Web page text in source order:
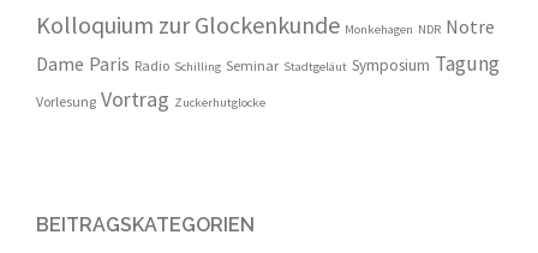
Kolloquium zur Glockenkunde Monkehagen NDR Notre
Dame Paris Radio Schilling Seminar Stadtgeläut Symposium Tagung
Vorlesung Vortrag Zuckerhutglocke
BEITRAGSKATEGORIEN